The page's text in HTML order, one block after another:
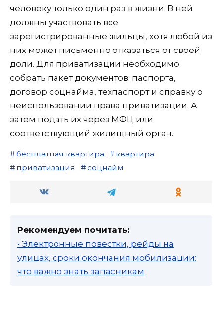
человеку только один раз в жизни. В ней
должны участвовать все
зарегистрированные жильцы, хотя любой из
них может письменно отказаться от своей
доли. Для приватизации необходимо
собрать пакет документов: паспорта,
договор соцнайма, техпаспорт и справку о
неиспользовании права приватизации. А
затем подать их через МФЦ или
соответствующий жилищный орган.
бесплатная квартира
квартира
приватизация
соцнайм
Рекомендуем почитать:
• Электронные повестки, рейды на
улицах, сроки окончания мобилизации:
что важно знать запасникам